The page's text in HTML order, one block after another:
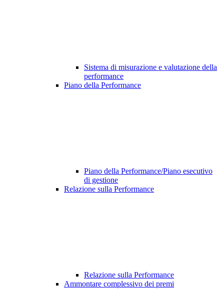
Sistema di misurazione e valutazione della
performance
Piano della Performance
Piano della Performance/Piano esecutivo
di gestione
Relazione sulla Performance
Relazione sulla Performance
Ammontare complessivo dei premi